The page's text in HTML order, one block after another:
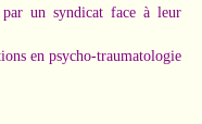
par un syndicat face à leur
en psycho-traumatologie